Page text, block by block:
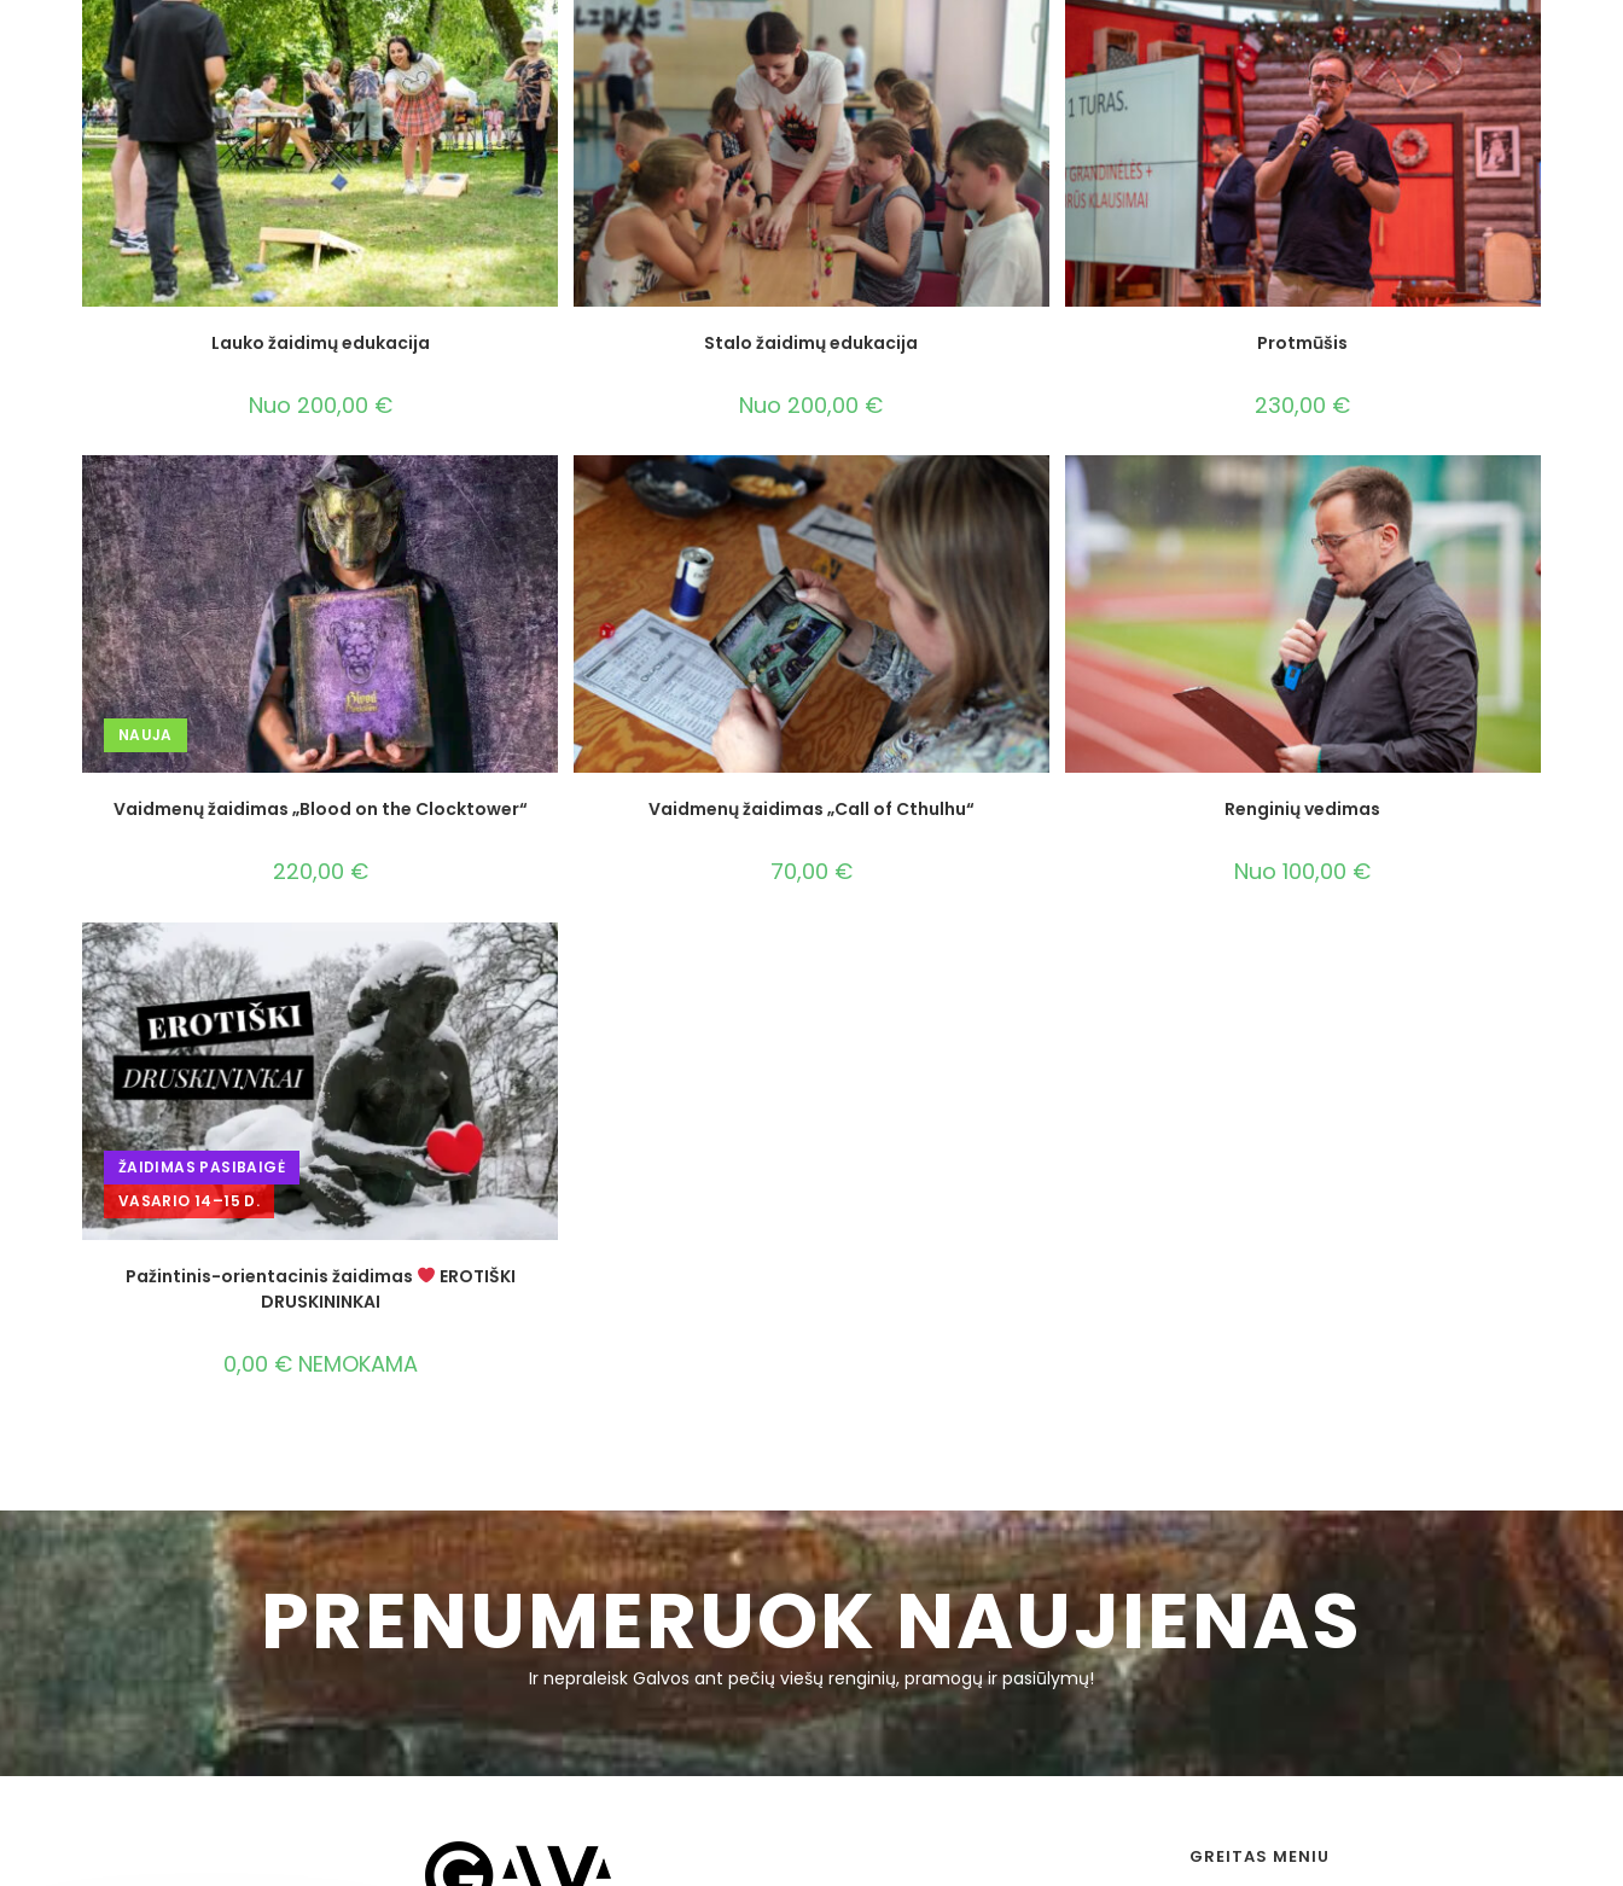
Lauko žaidimų edukacija
Nuo 200,00 €
Stalo žaidimų edukacija
Nuo 200,00 €
Protmūšis
230,00 €
NAUJA
Vaidmenų žaidimas „Blood on the Clocktower“
220,00 €
Vaidmenų žaidimas „Call of Cthulhu“
70,00 €
Renginių vedimas
Nuo 100,00 €
ŽAIDIMAS PASIBAIGĖ
VASARIO 14–15 D.
Pažintinis-orientacinis žaidimas
EROTIŠKI
DRUSKININKAI
0,00 € NEMOKAMA
PRENUMERUOK NAUJIENAS
Ir nepraleisk Galvos ant pečių viešų renginių, pramogų ir pasiūlymų!
GREITAS MENIU